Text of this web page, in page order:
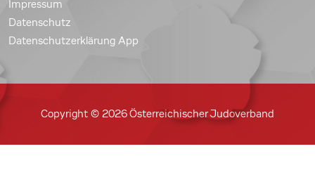
Impressum
Datenschutz
Datenschutzerklärung App
Copyright © 2026 Österreichischer Judoverband